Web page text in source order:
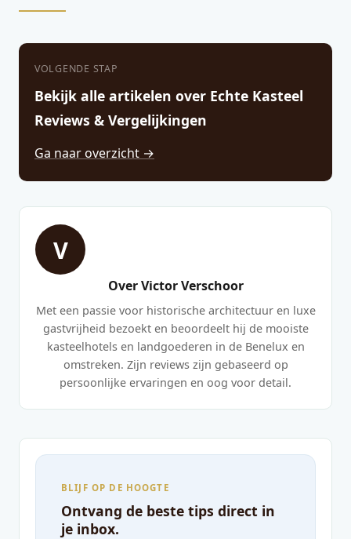
VOLGENDE STAP
Bekijk alle artikelen over Echte Kasteel
Reviews & Vergelijkingen
Ga naar overzicht →
V
Over Victor Verschoor
Met een passie voor historische architectuur en luxe
gastvrijheid bezoekt en beoordeelt hij de mooiste
kasteelhotels en landgoederen in de Benelux en
omstreken. Zijn reviews zijn gebaseerd op
persoonlijke ervaringen en oog voor detail.
BLIJF OP DE HOOGTE
Ontvang de beste tips direct in
je inbox.